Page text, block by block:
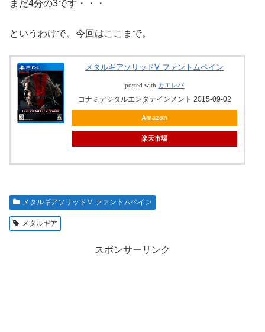
まだ4分の3です・・・
というわけで、今回はここまで。
メタルギアソリッドV ファントムペイン
posted with カエレバ
コナミデジタルエンタテインメント 2015-09-02
Amazon
楽天市場
メタルギアソリッドⅤ ファントムペイン
メタルギア
スポンサーリンク